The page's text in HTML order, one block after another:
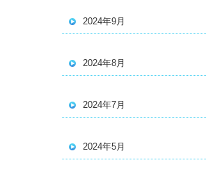
2024年9月
2024年8月
2024年7月
2024年5月